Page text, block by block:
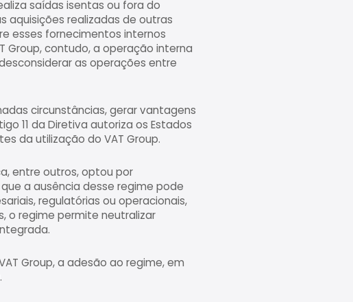
saídas isentas ou fora do
aquisições realizadas de outras
esses fornecimentos internos
contudo, a operação interna
as operações entre
circunstâncias, gerar vantagens
11 da Diretiva autoriza os Estados
da utilização do VAT Group.
entre outros, optou por
a ausência desse regime pode
regulatórias ou operacionais,
o regime permite neutralizar
Group, a adesão ao regime, em